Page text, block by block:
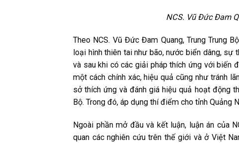
NCS. Vũ Đức Đam
Theo NCS. Vũ Đức Đam Quang, Trung Trung
loại hình thiên tai như bão, nước biển dâng,
và sau khi có các giải pháp thích ứng với biến
một cách chính xác, hiệu quả cũng như tránh
sở thích ứng và đánh giá hiệu quả hoạt động
Bộ. Trong đó, áp dụng thí điểm cho tỉnh Quảng
Ngoài phần mở đầu và kết luận, luận án của
quan các nghiên cứu trên thế giới và ở Việt